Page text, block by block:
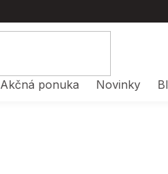
Akčná ponuka Novinky